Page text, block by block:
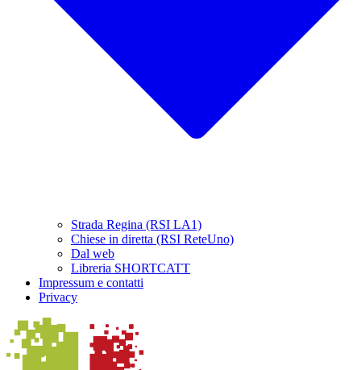
Strada Regina (RSI LA1)
Chiese in diretta (RSI ReteUno)
Dal web
Libreria SHORTCATT
Impressum e contatti
Privacy